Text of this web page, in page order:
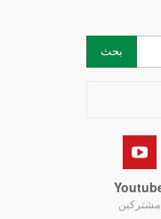
مشتركين